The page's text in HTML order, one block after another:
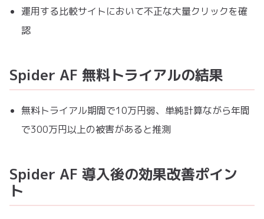
運用する比較サイトにおいて不正な大量クリックを確
認
Spider AF 無料トライアルの結果
無料トライアル期間で10万円弱、単純計算ながら年間
で300万円以上の被害があると推測
Spider AF 導入後の効果改善ポイン
ト